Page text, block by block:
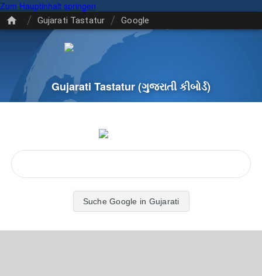
Zum Hauptinhalt springen
/ Gujarati Tastatur / Google
Gujarati Tastatur(ગુજરાતી કીબોર્ડ)
Suche Google in Gujarati